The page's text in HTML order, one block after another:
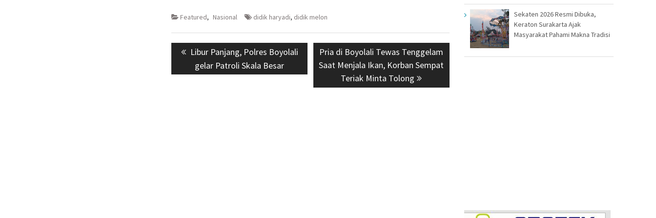
Featured, Nasional didik haryadi, didik melon
Navigasi
pos Previous
post:
Libur Panjang, Polres Boyolali
gelar Patroli Skala Besar
Next
post:
Pria di Boyolali Tewas Tenggelam
Saat Menjala Ikan, Korban Sempat
Teriak Minta Tolong
Sekaten 2026 Resmi Dibuka,
Keraton Surakarta Ajak
Masyarakat Pahami Makna Tradisi